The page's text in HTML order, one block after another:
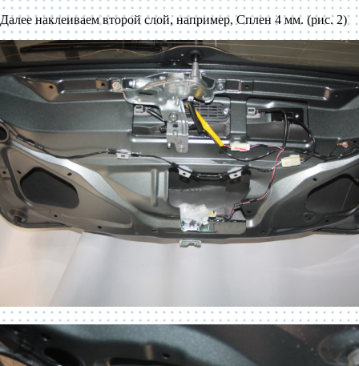
Далее наклеиваем второй слой, например, Сплен 4 мм. (рис. 2)